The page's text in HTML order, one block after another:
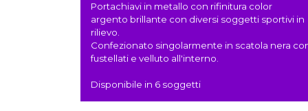
Portachiavi in metallo con rifinitura color
argento brillante con diversi soggetti sportivi in
rilievo.
Confezionato singolarmente in scatola nera
fustellati e velluto all'interno.
Disponibile in 6 soggetti